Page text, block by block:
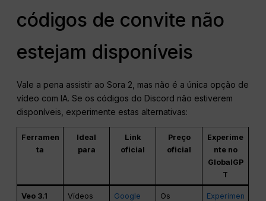
códigos de convite não
estejam disponíveis
Vale a pena assistir ao Sora 2, mas não é a única opção de
vídeo com IA. Se os códigos do Discord não estiverem
disponíveis, experimente estas alternativas:
Ferramen
ta
Ideal
para
Link
oficial
Preço
oficial
Experime
nte no
GlobalGP
T
Veo 3.1
Vídeos
Google
Os
Experimen